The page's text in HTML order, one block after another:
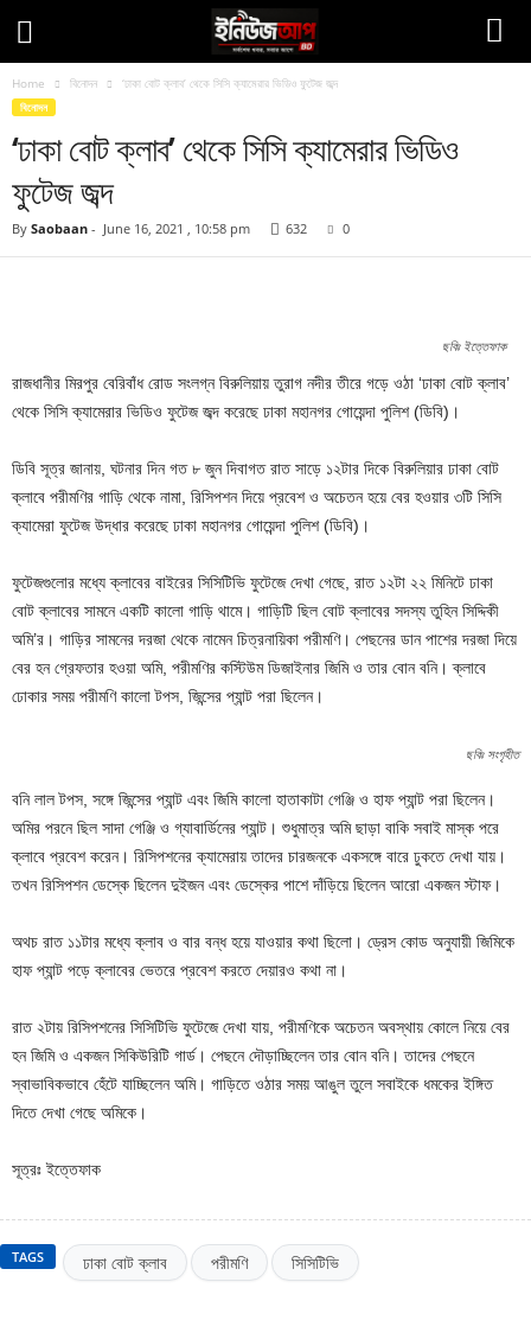
Home বিনোদন ‘ঢাকা বোট ক্লাব’ থেকে সিসি ক্যামেরার ভিডিও ফুটেজ জব্দ
বিনোদন
‘ঢাকা বোট ক্লাব’ থেকে সিসি ক্যামেরার ভিডিও
ফুটেজ জব্দ
By Saobaan - June 16, 2021 , 10:58 pm 632 0
ছবিঃ ইত্তেফাক
রাজধানীর মিরপুর বেরিবাঁধ রোড সংলগ্ন বিরুলিয়ায় তুরাগ নদীর তীরে গড়ে ওঠা ‘ঢাকা বোট ক্লাব’
থেকে সিসি ক্যামেরার ভিডিও ফুটেজ জব্দ করেছে ঢাকা মহানগর গোয়েন্দা পুলিশ (ডিবি)।
ডিবি সূত্র জানায়, ঘটনার দিন গত ৮ জুন দিবাগত রাত সাড়ে ১২টার দিকে বিরুলিয়ার ঢাকা বোট
ক্লাবে পরীমণির গাড়ি থেকে নামা, রিসিপশন দিয়ে প্রবেশ ও অচেতন হয়ে বের হওয়ার ৩টি সিসি
ক্যামেরা ফুটেজ উদ্ধার করেছে ঢাকা মহানগর গোয়েন্দা পুলিশ (ডিবি)।
ফুটেজগুলোর মধ্যে ক্লাবের বাইরের সিসিটিভি ফুটেজে দেখা গেছে, রাত ১২টা ২২ মিনিটে ঢাকা
বোট ক্লাবের সামনে একটি কালো গাড়ি থামে। গাড়িটি ছিল বোট ক্লাবের সদস্য তুহিন সিদ্দিকী
অমি’র। গাড়ির সামনের দরজা থেকে নামেন চিত্রনায়িকা পরীমণি। পেছনের ডান পাশের দরজা দিয়ে
বের হন গ্রেফতার হওয়া অমি, পরীমণির কস্টিউম ডিজাইনার জিমি ও তার বোন বনি। ক্লাবে
ঢোকার সময় পরীমণি কালো টপস, জিন্সের প্যান্ট পরা ছিলেন।
ছবিঃ সংগৃহীত
বনি লাল টপস, সঙ্গে জিন্সের প্যান্ট এবং জিমি কালো হাতাকাটা গেঞ্জি ও হাফ প্যান্ট পরা ছিলেন।
অমির পরনে ছিল সাদা গেঞ্জি ও গ্যাবার্ডিনের প্যান্ট। শুধুমাত্র অমি ছাড়া বাকি সবাই মাস্ক পরে
ক্লাবে প্রবেশ করেন। রিসিপশনের ক্যামেরায় তাদের চারজনকে একসঙ্গে বারে ঢুকতে দেখা যায়।
তখন রিসিপশন ডেস্কে ছিলেন দুইজন এবং ডেস্কের পাশে দাঁড়িয়ে ছিলেন আরো একজন স্টাফ।
অথচ রাত ১১টার মধ্যে ক্লাব ও বার বন্ধ হয়ে যাওয়ার কথা ছিলো। ড্রেস কোড অনুযায়ী জিমিকে
হাফ প্যান্ট পড়ে ক্লাবের ভেতরে প্রবেশ করতে দেয়ারও কথা না।
রাত ২টায় রিসিপশনের সিসিটিভি ফুটেজে দেখা যায়, পরীমণিকে অচেতন অবস্থায় কোলে নিয়ে বের
হন জিমি ও একজন সিকিউরিটি গার্ড। পেছনে দৌড়াচ্ছিলেন তার বোন বনি। তাদের পেছনে
স্বাভাবিকভাবে হেঁটে যাচ্ছিলেন অমি। গাড়িতে ওঠার সময় আঙুল তুলে সবাইকে ধমকের ইঙ্গিত
দিতে দেখা গেছে অমিকে।
সূত্রঃ ইত্তেফাক
TAGS ঢাকা বোট ক্লাব পরীমণি সিসিটিভি